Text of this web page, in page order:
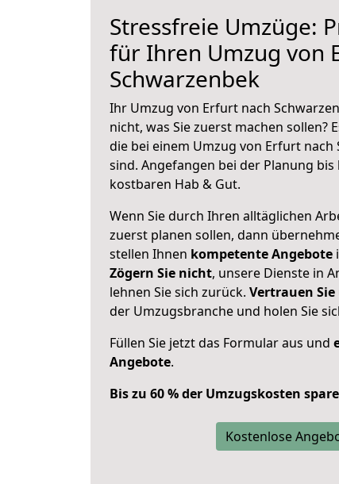
Stressfreie Umzüge:
für Ihren Umzug von
Schwarzenbek
Ihr Umzug von Erfurt nach
nicht, was Sie zuerst machen sollen?
die bei einem Umzug von Erfurt nach
sind. Angefangen bei der Planung
kostbaren Hab & Gut.
Wenn Sie durch Ihren alltäglichen
zuerst planen sollen, dann
stellen Ihnen kompetente Angebote
Zögern Sie nicht, unsere Dienste in
lehnen Sie sich zurück. Vertrauen
der Umzugsbranche und holen Sie
Füllen Sie jetzt das Formular aus und
Angebote.
Bis zu 60 % der Umzugskosten
Kostenlose